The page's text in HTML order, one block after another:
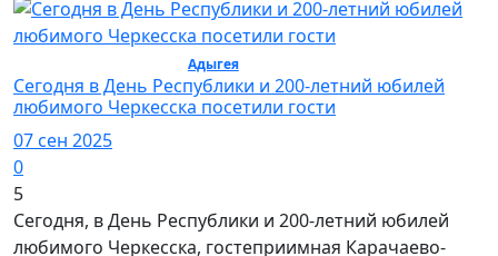
Адыгея
Сегодня в День Республики и 200-летний юбилей
любимого Черкесска посетили гости
07 сен 2025
0
5
Сегодня, в День Республики и 200-летний юбилей
любимого Черкесска, гостеприимная Карачаево-